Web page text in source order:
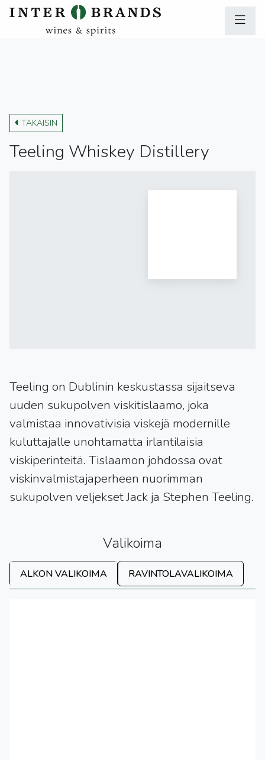
TAKAISIN
Teeling Whiskey Distillery
Teeling on Dublinin keskustassa sijaitseva
uuden sukupolven viskitislaamo, joka
valmistaa innovativisia viskejä modernille
kuluttajalle unohtamatta irlantilaisia
viskiperinteitä. Tislaamon johdossa ovat
viskinvalmistajaperheen nuorimman
sukupolven veljekset Jack ja Stephen Teeling.
Valikoima
ALKON VALIKOIMA RAVINTOLAVALIKOIMA